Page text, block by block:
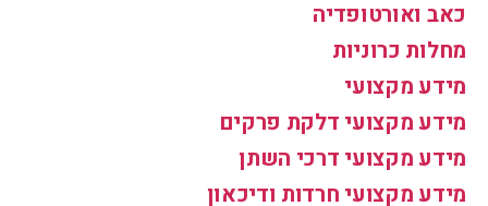
כאב ואורטופדיה
מחלות כרוניות
מידע מקצועי
מידע מקצועי דלקת פרקים
מידע מקצועי דרכי השתן
מידע מקצועי חרדות ודיכאון